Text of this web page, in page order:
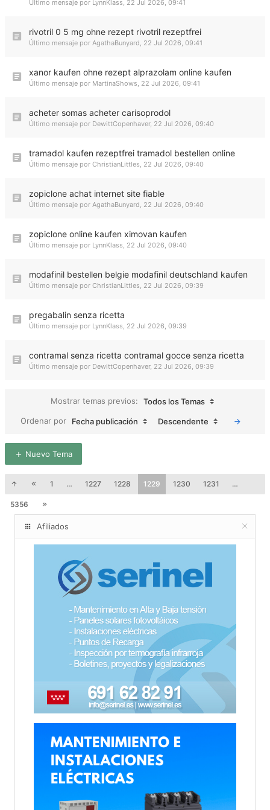
Último mensaje por LynnKlass, 22 Jul 2026, 09:41
rivotril 0 5 mg ohne rezept rivotril rezeptfrei
Último mensaje por AgathaBunyard, 22 Jul 2026, 09:41
xanor kaufen ohne rezept alprazolam online kaufen
Último mensaje por MartinaShows, 22 Jul 2026, 09:41
acheter somas acheter carisoprodol
Último mensaje por DewittCopenhaver, 22 Jul 2026, 09:40
tramadol kaufen rezeptfrei tramadol bestellen online
Último mensaje por ChristianLittles, 22 Jul 2026, 09:40
zopiclone achat internet site fiable
Último mensaje por AgathaBunyard, 22 Jul 2026, 09:40
zopiclone online kaufen ximovan kaufen
Último mensaje por LynnKlass, 22 Jul 2026, 09:40
modafinil bestellen belgie modafinil deutschland kaufen
Último mensaje por ChristianLittles, 22 Jul 2026, 09:39
pregabalin senza ricetta
Último mensaje por LynnKlass, 22 Jul 2026, 09:39
contramal senza ricetta contramal gocce senza ricetta
Último mensaje por DewittCopenhaver, 22 Jul 2026, 09:39
Mostrar temas previos:
Todos los Temas
Ordenar por
Fecha publicación Descendente
Nuevo Tema
1 … 1227 1228 1229 1230 1231 …
5356
Afiliados